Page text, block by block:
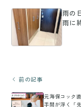
雨の
雨に
前の記事
元海保コック
手間が浮く「